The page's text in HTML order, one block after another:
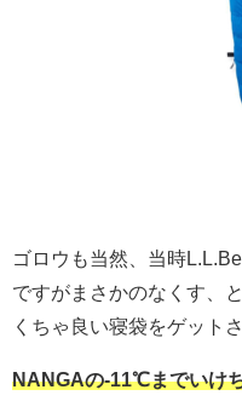
ゴロウも当然、当時
ですがまさかのなくす、
くちゃ良い寝袋をゲット
NANGAの-11℃までいけ